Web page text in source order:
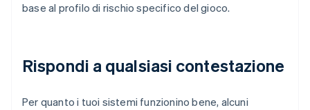
base al profilo di rischio specifico del gioco.
Rispondi a qualsiasi contestazione
Per quanto i tuoi sistemi funzionino bene, alcuni